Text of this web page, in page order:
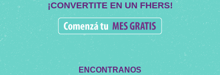
¡CONVERTITE EN UN FHERS!
ENCONTRANOS